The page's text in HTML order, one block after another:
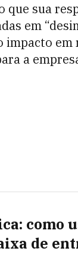
que sua
em
em
a
como
de